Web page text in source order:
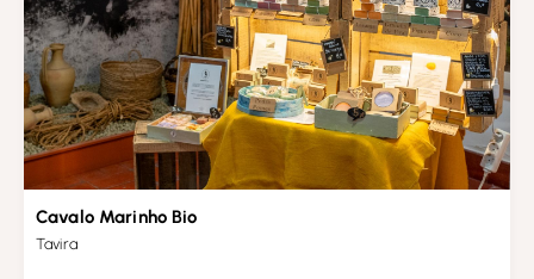
Cavalo Marinho Bio
Tavira